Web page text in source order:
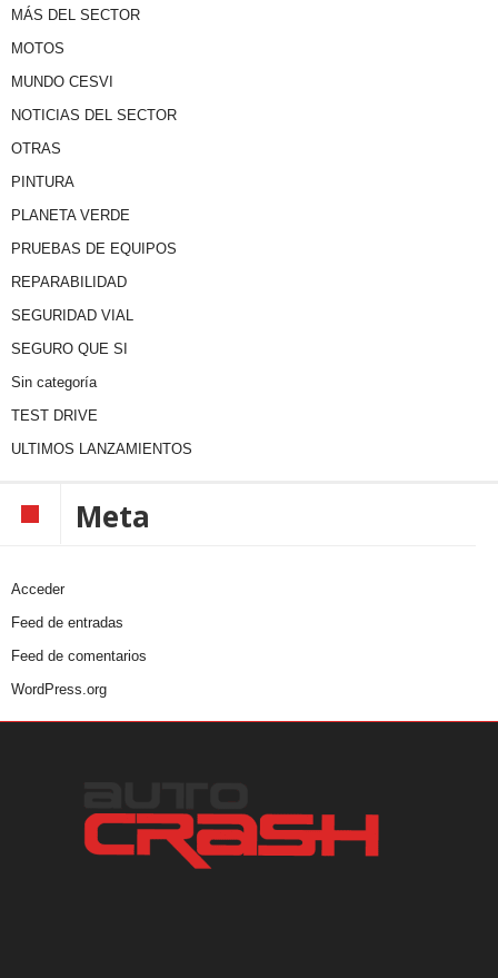
MÁS DEL SECTOR
MOTOS
MUNDO CESVI
NOTICIAS DEL SECTOR
OTRAS
PINTURA
PLANETA VERDE
PRUEBAS DE EQUIPOS
REPARABILIDAD
SEGURIDAD VIAL
SEGURO QUE SI
Sin categoría
TEST DRIVE
ULTIMOS LANZAMIENTOS
Meta
Acceder
Feed de entradas
Feed de comentarios
WordPress.org